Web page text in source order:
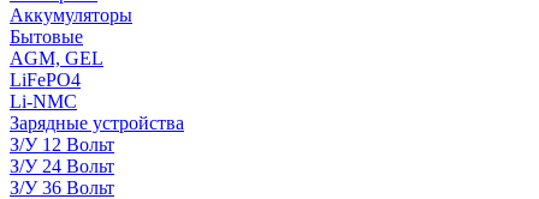
Аккумуляторы
Бытовые
AGM, GEL
LiFePO4
Li-NMC
Зарядные устройства
З/У 12 Вольт
З/У 24 Вольт
З/У 36 Вольт